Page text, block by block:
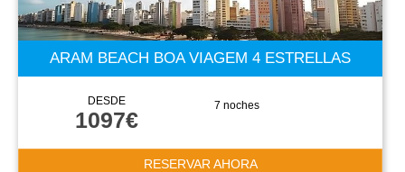
ARAM BEACH BOA VIAGEM 4 ESTRELLAS
DESDE
1097€
7 noches
RESERVAR AHORA